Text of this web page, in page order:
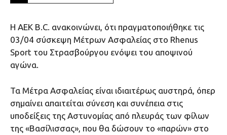
Η ΑΕΚ Β.C. ανακοινώνει, ότι πραγματοποιήθηκε τις
03/04 σύσκεψη Μέτρων Ασφαλείας στο Rhenus
Sport του Στρασβούργου ενόψει του αποψινού
αγώνα.
Τα Μέτρα Ασφαλείας είναι ιδιαιτέρως αυστηρά, όπερ
σημαίνει απαιτείται σύνεση και συνέπεια στις
υποδείξεις της Αστυνομίας από πλευράς των φίλων
της «Βασίλισσας», που θα δώσουν το «παρών» στο